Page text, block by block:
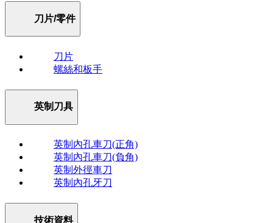
刀片/零件
刀片
螺絲和板手
英制刀具
英制內孔車刀(正角)
英制內孔車刀(負角)
英制外徑車刀
英制內孔牙刀
技術資料